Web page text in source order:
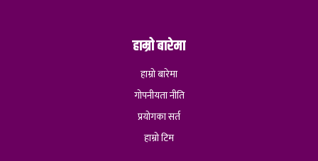
हाम्रो बारेमा
हाम्रो बारेमा
गोपनीयता नीति
प्रयोगका सर्त
हाम्रो टिम